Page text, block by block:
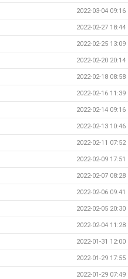
2022-03-04 09:16
2022-02-27 18:44
2022-02-25 13:09
2022-02-20 20:14
2022-02-18 08:58
2022-02-16 11:39
2022-02-14 09:16
2022-02-13 10:46
2022-02-11 07:52
2022-02-09 17:51
2022-02-07 08:28
2022-02-06 09:41
2022-02-05 20:30
2022-02-04 11:28
2022-01-31 12:00
2022-01-29 17:55
2022-01-29 07:49